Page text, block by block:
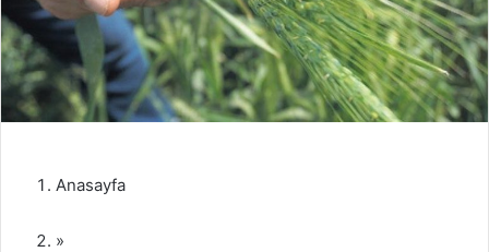
Anasayfa
»